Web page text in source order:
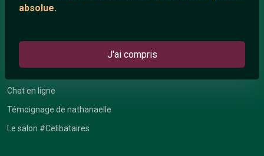
absolue.
J'ai compris
Support IRC
Chat en ligne
Témoignage de nathanaelle
Le salon #Celibataires